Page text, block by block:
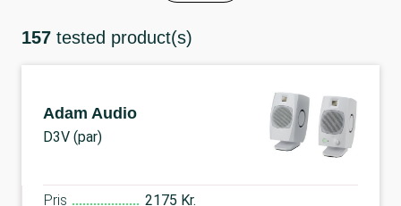
157 tested product(s)
Adam Audio
D3V (par)
Pris 2175 Kr.